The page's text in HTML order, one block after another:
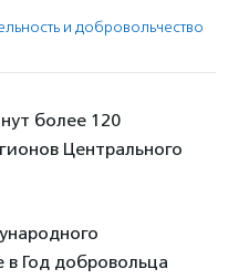
и доброволь­чест­во
более 120
Центрального
в Год добровольца